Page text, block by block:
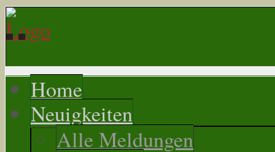
Home
Neuigkeiten
Alle Meldungen